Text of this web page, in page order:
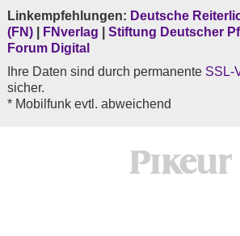
Linkempfehlungen: Deutsche
(FN)
FNverlag Stiftung Deutscher
Forum Digital
Ihre Daten sind durch permanente SSL-
sicher.
* Mobilfunk evtl. abweichend